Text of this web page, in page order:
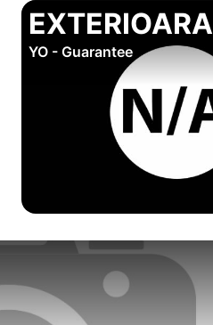
EXTERIOARA
YO - Guarantee